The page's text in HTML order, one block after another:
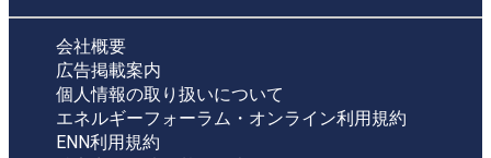
会社概要
広告掲載案内
個人情報の取り扱いについて
エネルギーフォーラム・オンライン利用規約
ENN利用規約